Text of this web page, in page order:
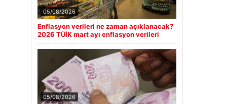
05/08/2026
Enflasyon verileri ne zaman açıklanacak?
2026 TÜİK mart ayı enflasyon verileri
05/08/2026